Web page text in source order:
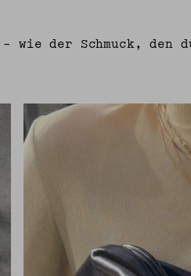
wie der Schmuck, den